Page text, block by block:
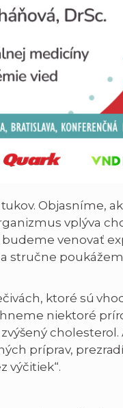
Objasníme,
vplýva
budeme venovať
stručne
ktoré sú
niektoré
cholesterol.
príprav,
výčitiek“.